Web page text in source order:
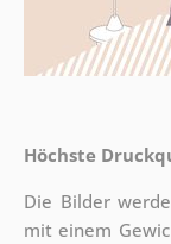
Höchste
Die Bilder
mit einem